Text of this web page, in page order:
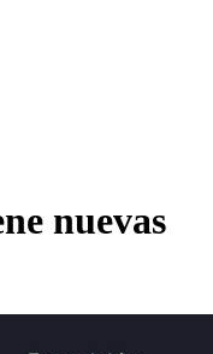
nuevas